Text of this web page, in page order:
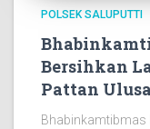
POLSEK SALUPUTTI
Bersihkan
Pattan
Bhabinkamtibmas